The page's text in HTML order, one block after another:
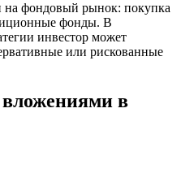
фондовый рынок: покупка
фонды. В
инвестор может
или рискованные
в